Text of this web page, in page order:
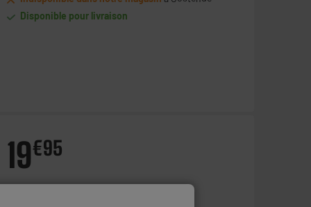
Disponible pour livraison
19€95